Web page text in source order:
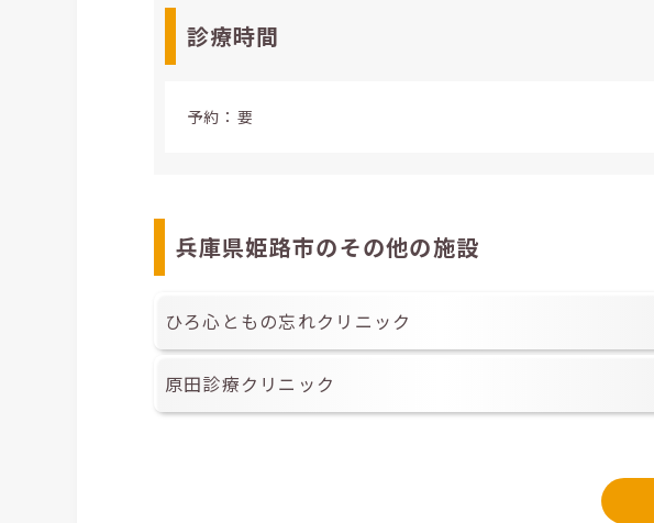
診療時間
予約：要
兵庫県姫路市のその他の施設
ひろ心ともの忘れクリニック
原田診療クリニック